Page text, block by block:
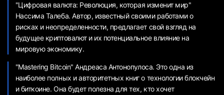
"Цифровая валюта: Революция, которая изменит мир"
Нассима Талеба. Автор, известный своими работами о
рисках и неопределенности, предлагает свой взгляд на
будущее криптовалют и их потенциальное влияние на
мировую экономику.
"Mastering Bitcoin" Андреаса Антонопулоса. Это одна из
наиболее полных и авторитетных книг о технологии блокчейн
и биткоине. Она будет полезна для тех, кто хочет